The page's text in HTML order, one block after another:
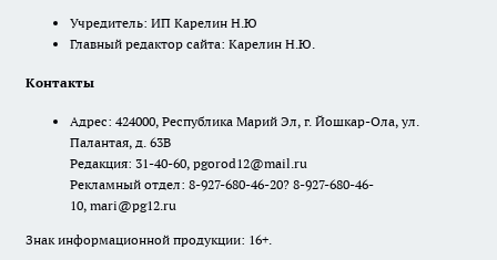
Учредитель: ИП Карелин Н.Ю
Главный редактор сайта: Карелин Н.Ю.
Контакты
Адрес: 424000, Республика Марий Эл, г. Йошкар-Ола, ул.
Палантая, д. 63В
Редакция: 31-40-60, pgorod12@mail.ru
Рекламный отдел: 8-927-680-46-20? 8-927-680-46-
10, mari@pg12.ru
Знак информационной продукции: 16+.